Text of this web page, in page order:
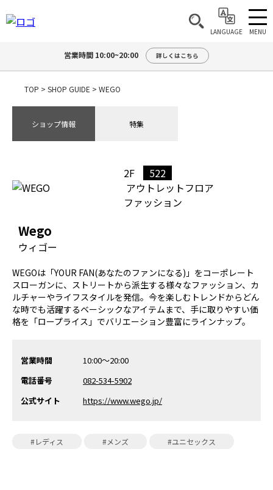
LANGUAGE MENU
営業時間 10:00~20:00 詳しくはこちら
TOP > SHOP GUIDE > WEGO
ショップ情報 特集
2F
522
アウトレットフロア
ファッション
Wego
ウィゴー
WEGOは「YOUR FAN(あなたのファンになる)」をコーポレート
スローガンに、ストリートから派生する様々なファッション、カ
ルチャーやライフスタイルを発信。今を楽しむトレンドからどん
な時でも活躍するベーシックなアイテムまで、手に取りやすい価
格を「ロープライス」でバリエーション豊富にラインナップ。
営業時間
10:00～20:00
電話番号
082-534-5902
公式サイト
https://www.wego.jp/
#レディス #メンズ #ユニセックス